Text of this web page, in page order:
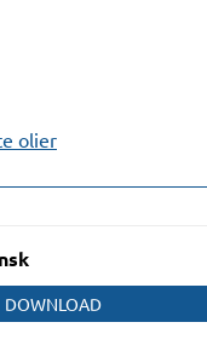
olier
DOWNLOAD